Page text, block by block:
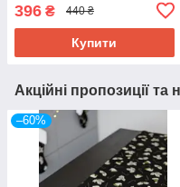
396 ₴ 440 ₴
Купити
Акційні пропозиції та
–60%